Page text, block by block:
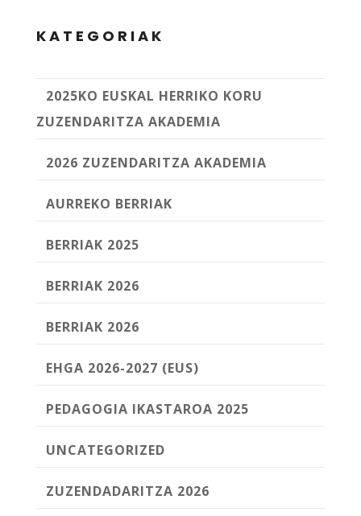
KATEGORIAK
2025KO EUSKAL HERRIKO KORU
ZUZENDARITZA AKADEMIA
2026 ZUZENDARITZA AKADEMIA
AURREKO BERRIAK
BERRIAK 2025
BERRIAK 2026
BERRIAK 2026
EHGA 2026-2027 (EUS)
PEDAGOGIA IKASTAROA 2025
UNCATEGORIZED
ZUZENDADARITZA 2026